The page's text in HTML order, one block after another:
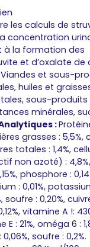
les calculs de
concentration
à la formation des
et d’oxalate de
Viandes et sous-
huiles et
sous-produits
minérales,
:
grasses : 5,5%,
totales : 1,4%,
non azoté) :
phosphore :
: 0,01%,
soufre : 0,20%,
vitamine A !:
E : 21%, oméga 6 :
0,06%, soufre : 0,2%.